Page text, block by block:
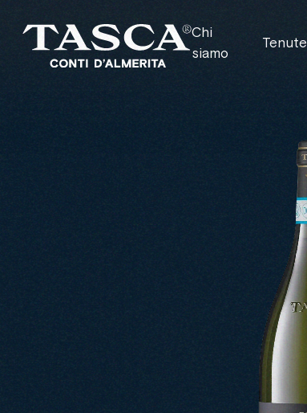
Chi
siamo
Tenute